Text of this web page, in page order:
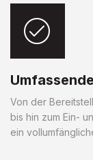
Von der
bis hin zum Ein-
ein